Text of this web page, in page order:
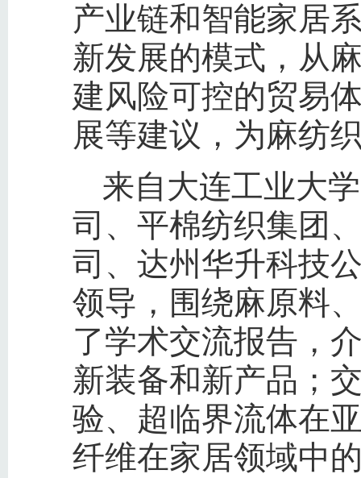
产业链和智能家居
新发展的模式，从
建风险可控的贸易
展等建议，为麻纺
来自大连工业大
司、平棉纺织集团
司、达州华升科技
领导，围绕麻原料
了学术交流报告，
新装备和新产品；
验、超临界流体在
纤维在家居领域中